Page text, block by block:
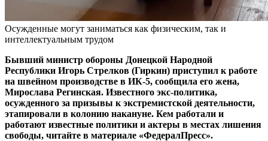
Осужденные могут заниматься как физическим, так и
интеллектуальным трудом
Бывший министр обороны Донецкой Народной
Республики Игорь Стрелков (Гиркин) приступил к работе
на швейном производстве в ИК-5, сообщила его жена,
Мирослава Регинская. Известного экс-политика,
осужденного за призывы к экстремистской деятельности,
этапировали в колонию накануне. Кем работали и
работают известные политики и актеры в местах лишения
свободы, читайте в материале «ФедералПресс».